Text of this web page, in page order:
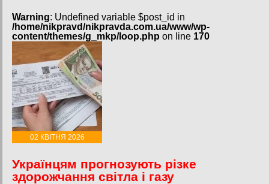
Warning: Undefined variable $post_id in
/home/nikpravd/nikpravda.com.ua/www/wp-
content/themes/g_mkp/loop.php on line 170
02 КВІТНЯ 2026
Українцям прогнозують різке
здорожчання світла і газу